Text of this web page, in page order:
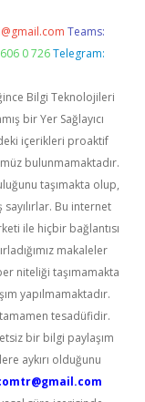
Teams:
0 726 Telegram:
Bilgi Teknolojileri
bir Yer Sağlayıcı
içerikleri proaktif
bulunmamaktadır.
taşımakta olup,
Bu internet
ile hiçbir bağlantısı
makaleler
niteliği taşımamakta
yapılmamaktadır.
tesadüfidir.
bir bilgi paylaşım
aykırı olduğunu